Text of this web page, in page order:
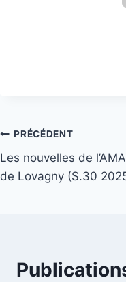
Navigation
de
PRÉCÉDENT
Les nouvelles de
de Lovagny (S.30